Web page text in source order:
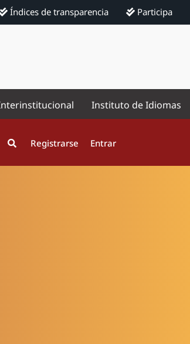
Índices de transparencia Participa
Instituto de Idiomas
Registrarse Entrar